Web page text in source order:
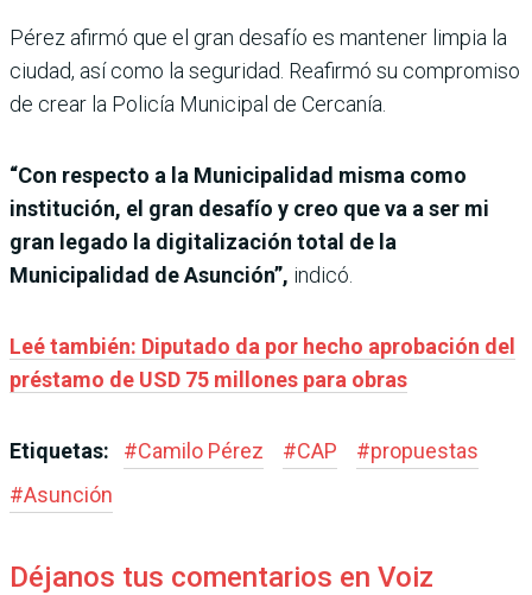
Pérez afirmó que el gran desafío es mantener limpia la
ciudad, así como la seguridad. Reafirmó su compromiso
de crear la Policía Municipal de Cercanía.
“Con respecto a la Municipalidad misma como
institución, el gran desafío y creo que va a ser mi
gran legado la digitalización total de la
Municipalidad de Asunción”, indicó.
Leé también: Diputado da por hecho aprobación del
préstamo de USD 75 millones para obras
Etiquetas: #Camilo Pérez #CAP #propuestas
#Asunción
Déjanos tus comentarios en Voiz